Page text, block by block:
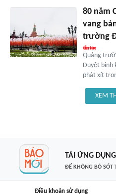
80 năm
vang
trường
Quảng
Duyệt binh
phát xít
XEM
TẢI ỨNG
ĐỂ KHÔNG BỎ SÓT
Điều khoản sử dụng